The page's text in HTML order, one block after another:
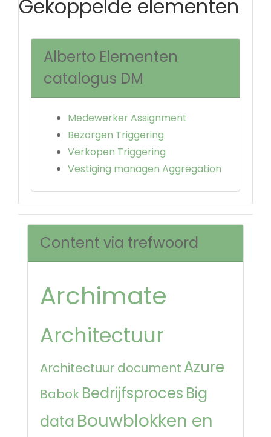
Gekoppelde elementen
Alberto Elementen
catalogus DM
Medewerker Assignment
Bezorgen Triggering
Verkopen Triggering
Vestiging managen Aggregation
Content via trefwoord
Archimate
Architectuur
Architectuur document Azure
Babok Bedrijfsproces Big
data Bouwblokken en